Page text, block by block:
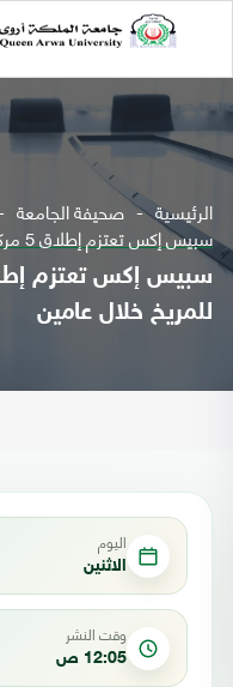
الرئيسية صحيفة الجامعة
سبيس إكس تعتزم إطلاق 5 مركبات غير مأهولة للمريخ خلال عامين
للمريخ خلال عامين
اليوم
الاثنين
وقت النشر
12:05 ص